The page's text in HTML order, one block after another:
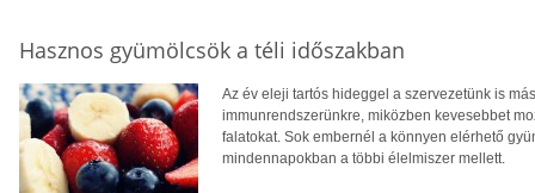
Hasznos gyümölcsök a téli időszakban
Az év eleji tartós hideggel a szervezetünk is
immunrendszerünkre, miközben kevesebbet
falatokat. Sok embernél a könnyen elérhető
mindennapokban a többi élelmiszer mellett.